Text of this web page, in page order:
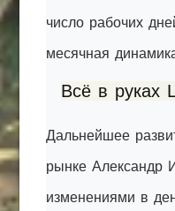
число рабочих
месячная
Всё в руках
Дальнейшее
рынке Александр
изменениями в